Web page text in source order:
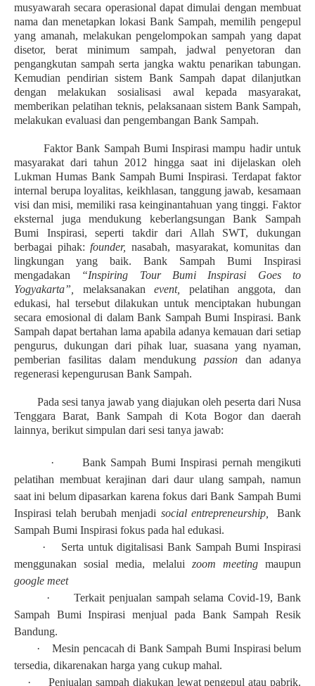
musyawarah secara operasional dapat dimulai dengan membuat
nama dan menetapkan lokasi Bank Sampah, memilih pengepul
yang amanah, melakukan pengelompokan sampah yang dapat
disetor, berat minimum sampah, jadwal penyetoran dan
pengangkutan sampah serta jangka waktu penarikan tabungan.
Kemudian pendirian sistem Bank Sampah dapat dilanjutkan
dengan melakukan sosialisasi awal kepada masyarakat,
memberikan pelatihan teknis, pelaksanaan sistem Bank Sampah,
melakukan evaluasi dan pengembangan Bank Sampah.
Faktor Bank Sampah Bumi Inspirasi mampu hadir untuk
masyarakat dari tahun 2012 hingga saat ini dijelaskan oleh
Lukman Humas Bank Sampah Bumi Inspirasi. Terdapat faktor
internal berupa loyalitas, keikhlasan, tanggung jawab, kesamaan
visi dan misi, memiliki rasa keinginantahuan yang tinggi. Faktor
eksternal juga mendukung keberlangsungan Bank Sampah
Bumi Inspirasi, seperti takdir dari Allah SWT, dukungan
berbagai pihak:founder, nasabah, masyarakat, komunitas dan
lingkungan yang baik. Bank Sampah Bumi Inspirasi
mengadakan “Inspiring Tour Bumi Inspirasi Goes to
Yogyakarta”, melaksanakan ­event, pelatihan anggota, dan
edukasi, hal tersebut dilakukan untuk menciptakan hubungan
secara emosional di dalam Bank Sampah Bumi Inspirasi. Bank
Sampah dapat bertahan lama apabila adanya kemauan dari setiap
pengurus, dukungan dari pihak luar, suasana yang nyaman,
pemberian fasilitas dalam mendukung passion dan adanya
regenerasi kepengurusan Bank Sampah.
Pada sesi tanya jawab yang diajukan oleh peserta dari Nusa
Tenggara Barat, Bank Sampah di Kota Bogor dan daerah
lainnya, berikut simpulan dari sesi tanya jawab:
·
Bank Sampah Bumi Inspirasi pernah mengikuti
pelatihan membuat kerajinan dari daur ulang sampah, namun
saat ini belum dipasarkan karena fokus dari Bank Sampah Bumi
Inspirasi telah berubah menjadi social entrepreneurship,
Bank
Sampah Bumi Inspirasi fokus pada hal edukasi.
·
Serta untuk digitalisasi Bank Sampah Bumi Inspirasi
menggunakan sosial media, melalui zoom meetingmaupun
google meet
·
Terkait penjualan sampah selama Covid-19, Bank
Sampah Bumi Inspirasi menjual pada Bank Sampah Resik
Bandung.
·
Mesin pencacah di Bank Sampah Bumi Inspirasi belum
tersedia, dikarenakan harga yang cukup mahal.
·
Penjualan sampah diakukan lewat pengepul atau pabrik.